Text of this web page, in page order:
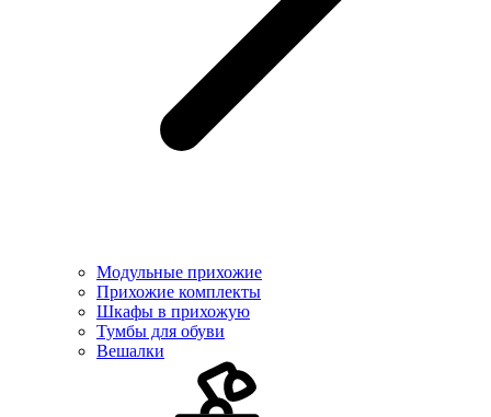
Модульные прихожие
Прихожие комплекты
Шкафы в прихожую
Тумбы для обуви
Вешалки